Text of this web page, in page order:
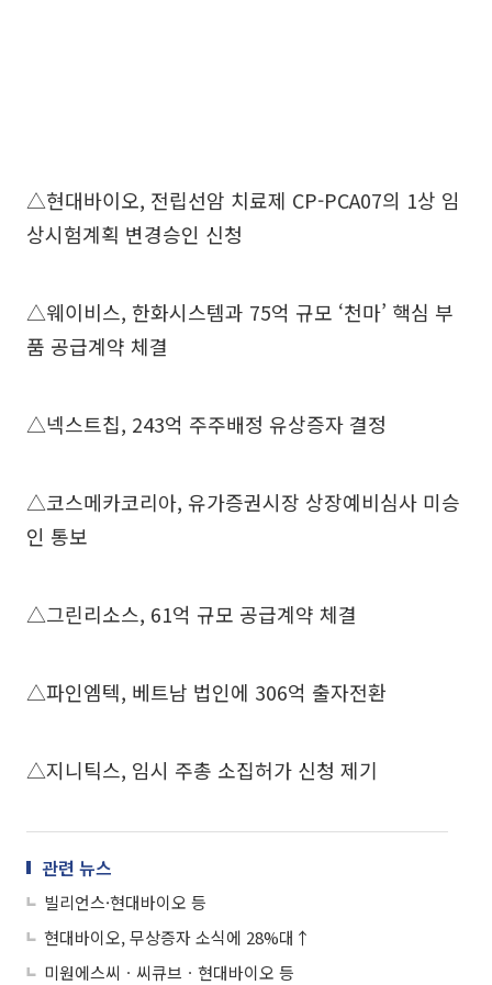
△현대바이오, 전립선암 치료제 CP-PCA07의 1상 임
상시험계획 변경승인 신청
△웨이비스, 한화시스템과 75억 규모 ‘천마’ 핵심 부
품 공급계약 체결
△넥스트칩, 243억 주주배정 유상증자 결정
△코스메카코리아, 유가증권시장 상장예비심사 미승
인 통보
△그린리소스, 61억 규모 공급계약 체결
△파인엠텍, 베트남 법인에 306억 출자전환
△지니틱스, 임시 주총 소집허가 신청 제기
관련 뉴스
빌리언스·현대바이오 등
현대바이오, 무상증자 소식에 28%대↑
미원에스씨ㆍ씨큐브ㆍ현대바이오 등